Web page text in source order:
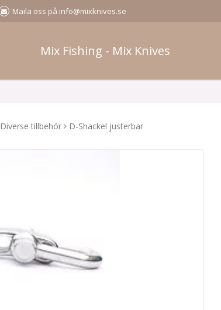
Maila oss på info@mixknives.se
Mix Fishing - Mix Knives
Diverse tillbehör D-Shackel justerbar